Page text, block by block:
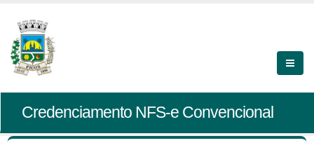
Credenciamento NFS-e Convencional